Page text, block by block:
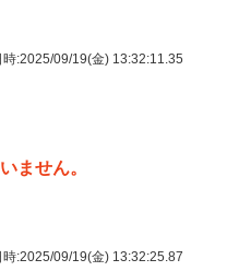
時:2025/09/19(金) 13:32:11.35
ません。
時:2025/09/19(金) 13:32:25.87